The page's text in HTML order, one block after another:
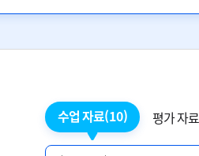
수업 자료(10) 평가 자료